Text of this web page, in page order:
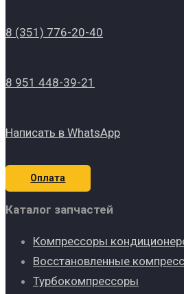
8 (351) 776-20-40
8 951 448-39-21
Написать в WhatsApp
Оплата
Каталог запчастей
Компрессоры
Восстановленные
Турбокомпрессоры